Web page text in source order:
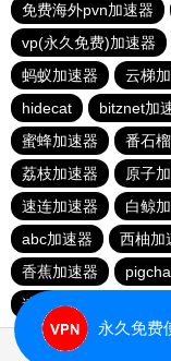
免费海外pvn加速器
vp(永久免费)加速器
蚂蚁加速器
云梯
hidecat
bitznet加
蜜蜂加速器
番石
荔枝加速器
原子
速连加速器
白鲸
abc加速器
西柚加
香蕉加速器
速连加速器
永久免费